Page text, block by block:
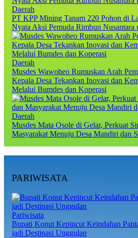
Daerah
PT KPP Mining Tanam 220 Pohon di
Nyata Aksi Pemuda Rimbun Nusantara
Daerah
Musdes Wawoheo Rumuskan Arah
Kepala Desa Tekankan Inovasi dan
Melalui Bumdes dan Koperasi
Daerah
Musdes Mata Osole di Gelar, Perkuat
Masyarakat Menuju Desa Mandiri dan
PARIWISATA
Pariwisata
Bupati Konut Kepincut Keindahan
jadi Destinasi Unggulan